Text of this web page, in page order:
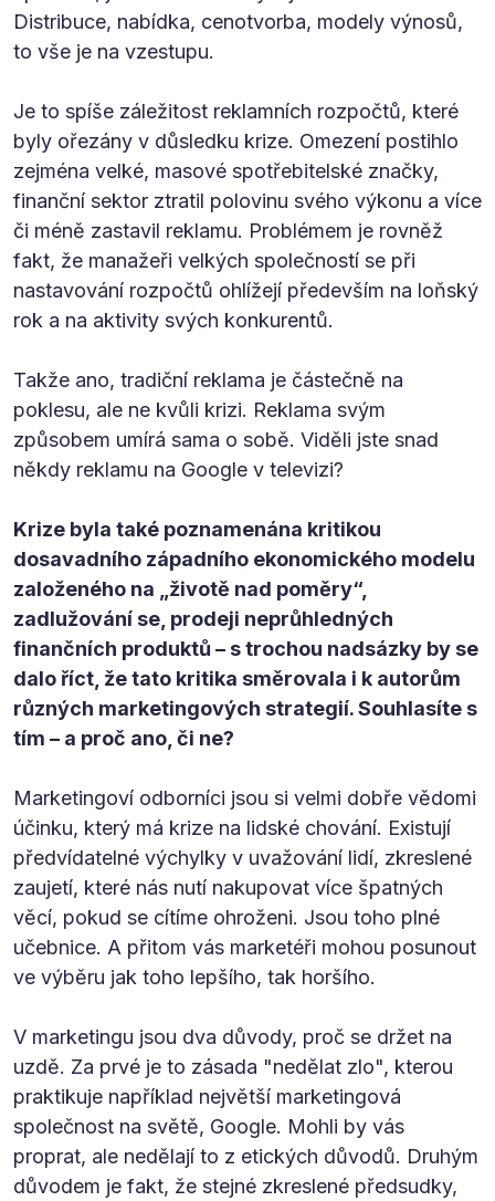
Distribuce, nabídka, cenotvorba, modely výnosů,
to vše je na vzestupu.
Je to spíše záležitost reklamních rozpočtů, které
byly ořezány v důsledku krize. Omezení postihlo
zejména velké, masové spotřebitelské značky,
finanční sektor ztratil polovinu svého výkonu a více
či méně zastavil reklamu. Problémem je rovněž
fakt, že manažeři velkých společností se při
nastavování rozpočtů ohlížejí především na loňský
rok a na aktivity svých konkurentů.
Takže ano, tradiční reklama je částečně na
poklesu, ale ne kvůli krizi. Reklama svým
způsobem umírá sama o sobě. Viděli jste snad
někdy reklamu na Google v televizi?
Krize byla také poznamenána kritikou
dosavadního západního ekonomického modelu
založeného na „životě nad poměry“,
zadlužování se, prodeji neprůhledných
finančních produktů – s trochou nadsázky by se
dalo říct, že tato kritika směrovala i k autorům
různých marketingových strategií. Souhlasíte s
tím – a proč ano, či ne?
Marketingoví odborníci jsou si velmi dobře vědomi
účinku, který má krize na lidské chování. Existují
předvídatelné výchylky v uvažování lidí, zkreslené
zaujetí, které nás nutí nakupovat více špatných
věcí, pokud se cítíme ohroženi. Jsou toho plné
učebnice. A přitom vás marketéři mohou posunout
ve výběru jak toho lepšího, tak horšího.
V marketingu jsou dva důvody, proč se držet na
uzdě. Za prvé je to zásada "nedělat zlo", kterou
praktikuje například největší marketingová
společnost na světě, Google. Mohli by vás
proprat, ale nedělají to z etických důvodů. Druhým
důvodem je fakt, že stejné zkreslené předsudky,